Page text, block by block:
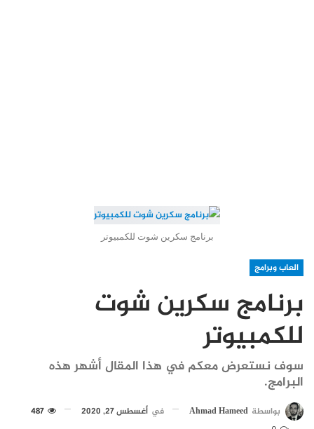
برنامج سكرين شوت للكمبيوتر
العاب وبرامج
برنامج سكرين شوت
للكمبيوتر
سوف نستعرض معكم في هذا المقال أشهر هذه
البرامج.
بواسطة Ahmad Hameed في أغسطس 27, 2020